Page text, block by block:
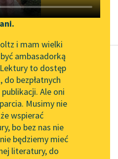
Zgłoś brak utworu
Narzędzia
Mapa Wolnych Lektur
Leśmianator
Przewodnik dla piszących i
czytających
API
i mam wielki
ambasadorką
to dostęp
do bezpłatnych
Ale oni
Musimy nie
wspierać
bo bez nas nie
będziemy mieć
literatury, do
Kazimierz Wyka
Modernizm polski
Zapis Żeromskiego
wypada uznać za
znamienny dla
przejścia od